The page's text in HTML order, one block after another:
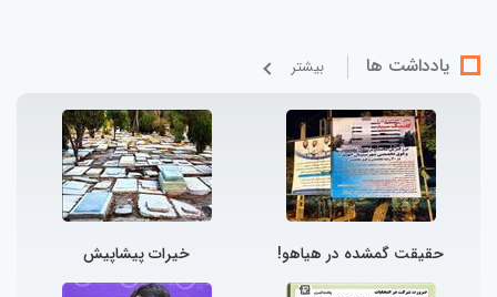
یادداشت ها بيشتر
حقیقت گمشده در هیاهو! خیرات پیشاپیش